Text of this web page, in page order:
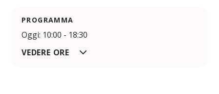
PROGRAMMA
Oggi: 10:00 - 18:30
VEDERE ORE